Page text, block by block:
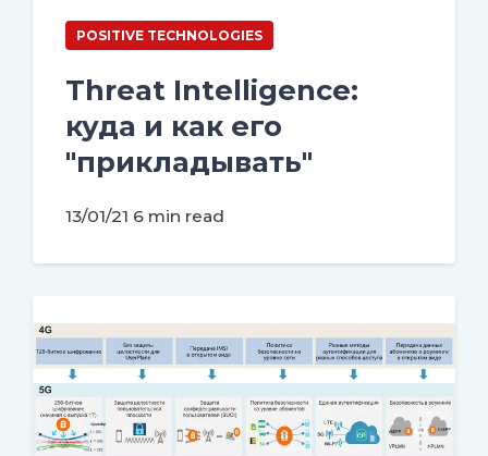
POSITIVE TECHNOLOGIES
Threat Intelligence:
куда и как его
"прикладывать"
13/01/21 6 min read